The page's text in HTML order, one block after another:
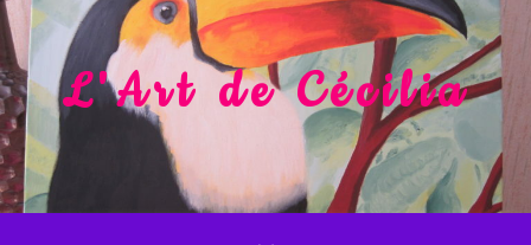
L'Art de Cécilia